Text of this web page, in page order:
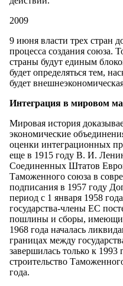
2009
9 июня власти трех стран
процесса создания союза.
страны будут единым
будет определяться тем,
будет
Интеграция в мировом
Мировая история
экономические
оценки интеграционных
еще в 1915 году В. И.
Соединенных Штатов
Таможенного союза в
подписания в 1957 году
период с 1 января 1958
государства-члены ЕС
пошлины и сборы,
1968 года началась
границах между
завершилась только к 1993
строительство
года.